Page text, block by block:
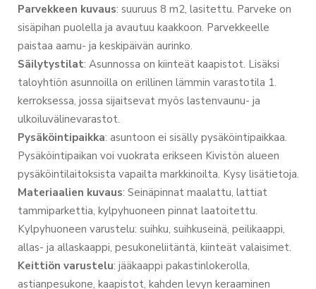
Parvekkeen kuvaus: suuruus 8 m2, lasitettu. Parveke on
sisäpihan puolella ja avautuu kaakkoon. Parvekkeelle
paistaa aamu- ja keskipäivän aurinko.
Säilytystilat: Asunnossa on kiinteät kaapistot. Lisäksi
taloyhtiön asunnoilla on erillinen lämmin varastotila 1.
kerroksessa, jossa sijaitsevat myös lastenvaunu- ja
ulkoiluvälinevarastot.
Pysäköintipaikka: asuntoon ei sisälly pysäköintipaikkaa.
Pysäköintipaikan voi vuokrata erikseen Kivistön alueen
pysäköintilaitoksista vapailta markkinoilta. Kysy lisätietoja.
Materiaalien kuvaus: Seinäpinnat maalattu, lattiat
tammiparkettia, kylpyhuoneen pinnat laatoitettu.
Kylpyhuoneen varustelu: suihku, suihkuseinä, peilikaappi,
allas- ja allaskaappi, pesukoneliitäntä, kiinteät valaisimet.
Keittiön varustelu: jääkaappi pakastinlokerolla,
astianpesukone, kaapistot, kahden levyn keraaminen